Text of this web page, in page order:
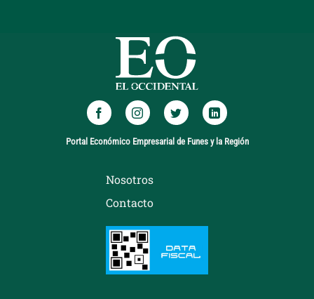
Portal Económico Empresarial de Funes y la Región
Nosotros
Contacto